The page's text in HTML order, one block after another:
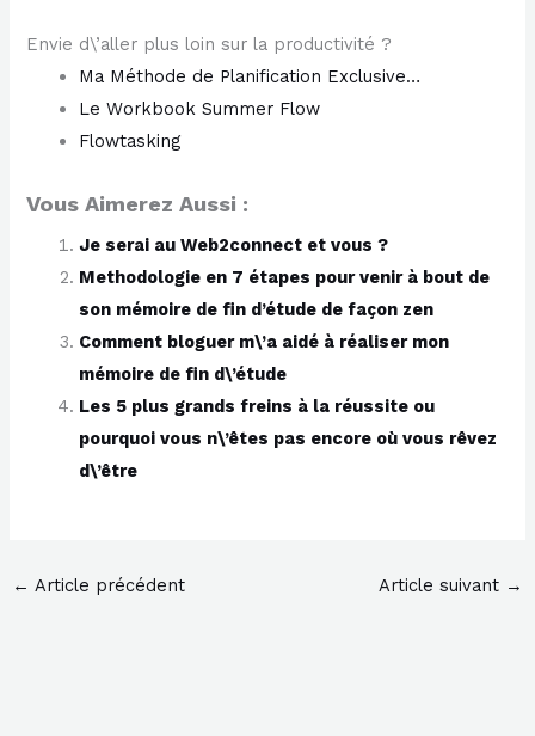
Envie d\’aller plus loin sur la productivité ?
Ma Méthode de Planification Exclusive…
Le Workbook Summer Flow
Flowtasking
Vous Aimerez Aussi :
Je serai au Web2connect et vous ?
Methodologie en 7 étapes pour venir à bout de
son mémoire de fin d’étude de façon zen
Comment bloguer m\’a aidé à réaliser mon
mémoire de fin d\’étude
Les 5 plus grands freins à la réussite ou
pourquoi vous n\’êtes pas encore où vous rêvez
d\’être
← Article précédent Article suivant →